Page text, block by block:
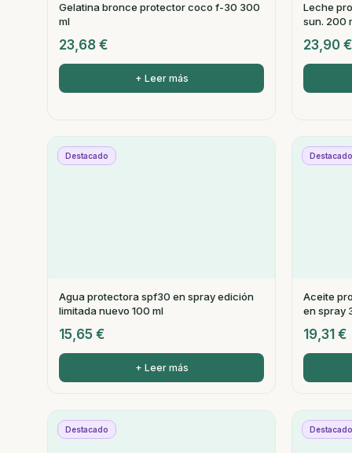
Gelatina bronce protector coco f-30 300
ml
23,68 €
+ Leer más
Leche
sun. 200
23,90 €
Destacado
Agua protectora spf30 en spray edición
limitada nuevo 100 ml
15,65 €
+ Leer más
Destacado
Aceite
en spray
19,31 €
Destacado Destacado